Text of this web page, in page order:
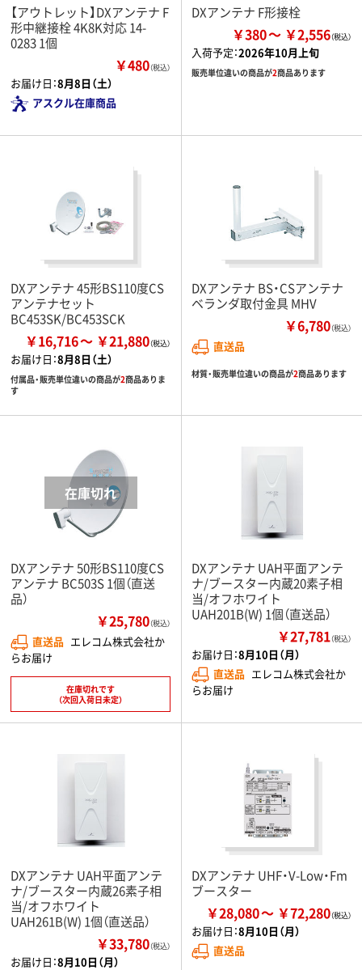
【アウトレット】DXアンテナ F
形中継接栓 4K8K対応 14-
0283 1個
￥480（税込）
お届け日：8月8日（土）
アスクル在庫商品
DXアンテナ F形接栓
￥380 ￥2,556
入荷予定：2026年10月上旬
販売単位違いの商品が2商品あります
DXアンテナ 45形BS110度CS
アンテナセット
BC453SK/BC453SCK
￥16,716 ￥21,880
お届け日：8月8日（土）
付属品・販売単位違いの商品が2商品ありま
す
DXアンテナ BS・CSアンテナ
ベランダ取付金具 MHV
￥6,780（税込）
直送品
材質・販売単位違いの商品が2商品あります
DXアンテナ 50形BS110度CS
アンテナ BC503S 1個（直送
品）
￥25,780（税込）
直送品 エレコム株式会社か
らお届け
在庫切れです
（次回入荷日未定）
DXアンテナ UAH平面アンテ
ナ/ブースター内蔵20素子相
当/オフホワイト
UAH201B(W) 1個（直送品）
￥27,781（税込）
お届け日：8月10日（月）
直送品 エレコム株式会社か
らお届け
DXアンテナ UAH平面アンテ
ナ/ブースター内蔵26素子相
当/オフホワイト
UAH261B(W) 1個（直送品）
￥33,780（税込）
お届け日：8月10日（月）
DXアンテナ UHF・V-Low・Fm
ブースター
￥28,080 ￥72,280
お届け日：8月10日（月）
直送品